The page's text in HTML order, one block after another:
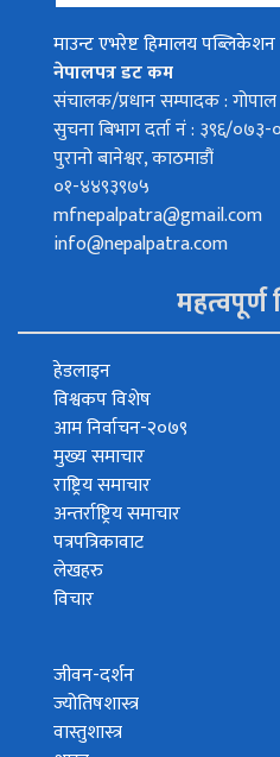
माउन्ट एभरेष्ट हिमालय पब्लिकेशन
नेपालपत्र डट कम
संचालक/प्रधान सम्पादक : गोपाल
सुचना बिभाग दर्ता नं : ३९६/
पुरानो बानेश्वर, काठमाडौं
०१-४४९३९७५
mfnepalpatra@gmail.com
info@nepalpatra.com
हेडलाइन
विश्वकप विशेष
आम निर्वाचन-२०७९
मुख्य समाचार
राष्ट्रिय समाचार
अन्तर्राष्ट्रिय समाचार
पत्रपत्रिकावाट
लेखहरु
विचार
जीवन-दर्शन
ज्योतिषशास्त्र
वास्तुशास्त्र